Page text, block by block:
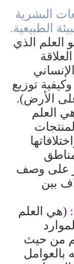
البشرية
الطبيعية.
العلم الذي
توزيع
الأرض).
العلم
على وصف
بين
(هي العلم
من حيث
بالعوامل